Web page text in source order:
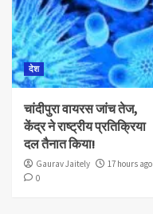
देश
चांदीपुरा वायरस जांच तेज,
केंद्र ने राष्ट्रीय प्रतिक्रिया
दल तैनात किया!
Gaurav Jaitely
17 hours ago
0